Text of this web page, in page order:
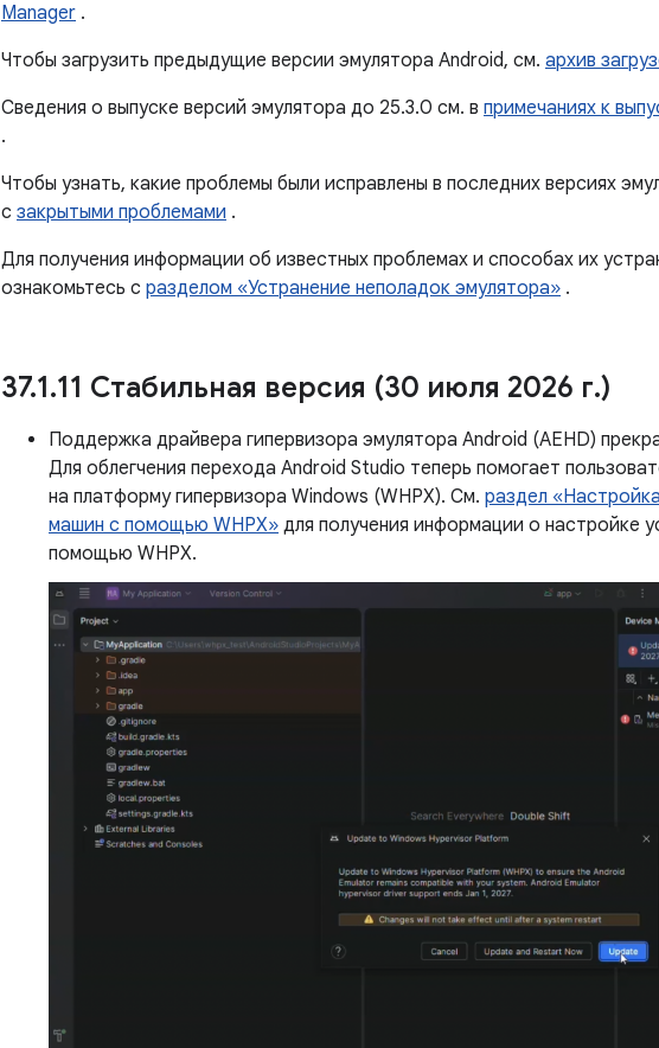
Manager .
Чтобы загрузить предыдущие версии эмулятора Android, см. архив
Сведения о выпуске версий эмулятора до 25.3.0 см. в примечаниях к
.
Чтобы узнать, какие проблемы были исправлены в последних версиях
с закрытыми проблемами .
Для получения информации об известных проблемах и способах их
ознакомьтесь с разделом «Устранение неполадок эмулятора» .
37.1.11 Стабильная версия (30 июля 2026 г.)
Поддержка драйвера гипервизора эмулятора Android (AEHD)
Для облегчения перехода Android Studio теперь помогает
на платформу гипервизора Windows (WHPX). См. раздел
машин с помощью WHPX» для получения информации о настройке
помощью WHPX.